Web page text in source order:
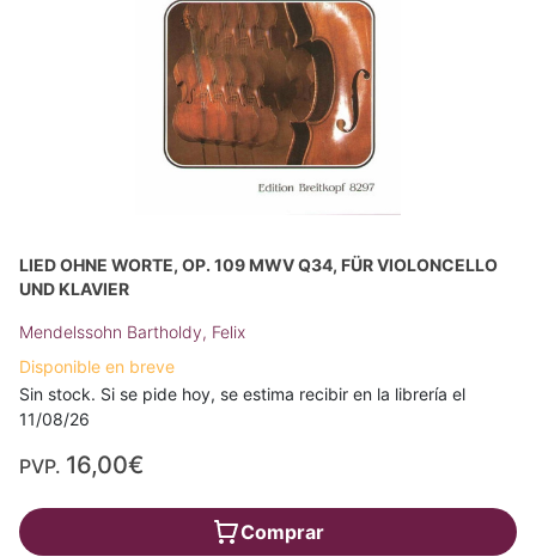
LIED OHNE WORTE, OP. 109 MWV Q34, FÜR VIOLONCELLO
UND KLAVIER
Mendelssohn Bartholdy, Felix
Disponible en breve
Sin stock. Si se pide hoy, se estima recibir en la librería el
11/08/26
PVP. 16,00€
Comprar